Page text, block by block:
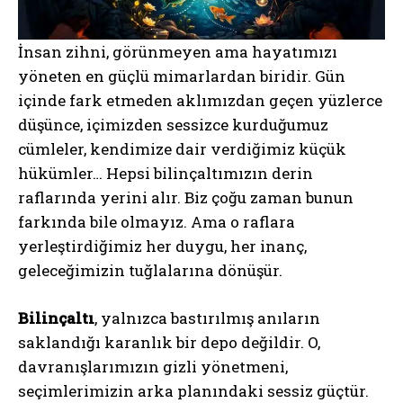
İnsan zihni, görünmeyen ama hayatımızı
yöneten en güçlü mimarlardan biridir. Gün
içinde fark etmeden aklımızdan geçen yüzlerce
düşünce, içimizden sessizce kurduğumuz
cümleler, kendimize dair verdiğimiz küçük
hükümler… Hepsi bilinçaltımızın derin
raflarında yerini alır. Biz çoğu zaman bunun
farkında bile olmayız. Ama o raflara
yerleştirdiğimiz her duygu, her inanç,
geleceğimizin tuğlalarına dönüşür.
Bilinçaltı, yalnızca bastırılmış anıların
saklandığı karanlık bir depo değildir. O,
davranışlarımızın gizli yönetmeni,
seçimlerimizin arka planındaki sessiz güçtür.